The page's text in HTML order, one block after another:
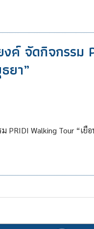
ค์ จัดกิจกรรม
ยา”
PRIDI Walking Tour “เ